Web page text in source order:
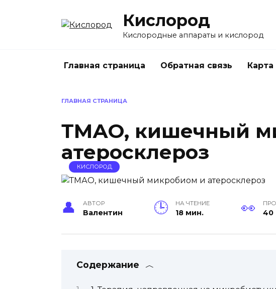
Кислород
Кислородные аппараты и кислород
Главная страница Обратная связь Карта
ГЛАВНАЯ СТРАНИЦА
ТМАО, кишечный
атеросклероз
КИСЛОРОД
АВТОР
Валентин
НА ЧТЕНИЕ
18 мин. 40
Содержание